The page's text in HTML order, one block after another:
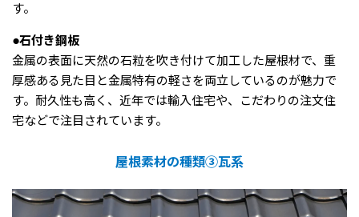
す。
●石付き鋼板
金属の表面に天然の石粒を吹き付けて加工した屋根材で、重
厚感ある見た目と金属特有の軽さを両立しているのが魅力で
す。耐久性も高く、近年では輸入住宅や、こだわりの注文住
宅などで注目されています。
屋根素材の種類③瓦系